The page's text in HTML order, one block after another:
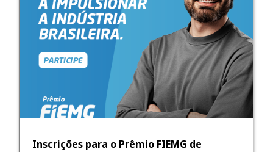
Inscrições para o Prêmio FIEMG de